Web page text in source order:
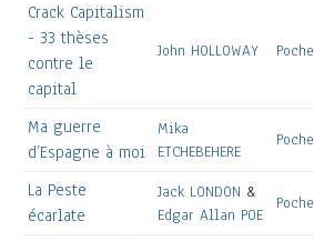
Crack Capitalism
- 33 thèses
contre le
capital
John HOLLOWAY Poche
Ma guerre
d’Espagne à moi
Mika
ETCHEBEHERE
Poche
La Peste
écarlate
Jack LONDON &
Edgar Allan POE
Poche